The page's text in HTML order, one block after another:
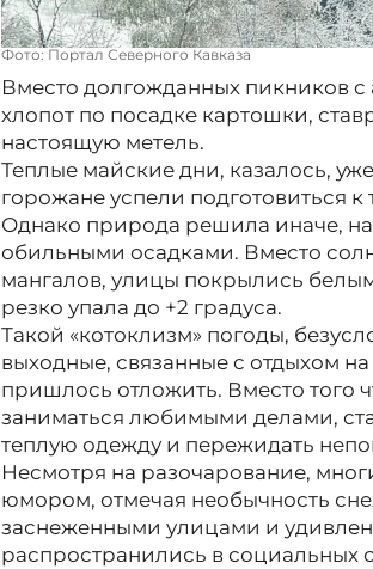
Фото: Портал Северного Кавказа
Вместо долгожданных пикников
хлопот по посадке картошки,
настоящую метель.
Теплые майские дни, казалось,
горожане успели подготовиться
Однако природа решила иначе,
обильными осадками. Вместо
мангалов, улицы покрылись
резко упала до +2 градуса.
Такой «котоклизм» погоды,
выходные, связанные с отдыхом
пришлось отложить. Вместо того
заниматься любимыми делами,
теплую одежду и пережидать
Несмотря на разочарование,
юмором, отмечая необычность
заснеженными улицами и
распространились в социальных